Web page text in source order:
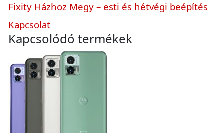
Fixity Házhoz Megy – esti és hétvégi beépítés
Kapcsolat
Kapcsolódó termékek